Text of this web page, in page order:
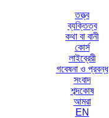
তত্ত্ব
ব্যক্তিত্ব
কথা বা বানী
কোর্স
লাইব্রেরী
গবেষনা ও প্রবন্ধ
সংবাদ
শব্দকোষ
আমরা
EN